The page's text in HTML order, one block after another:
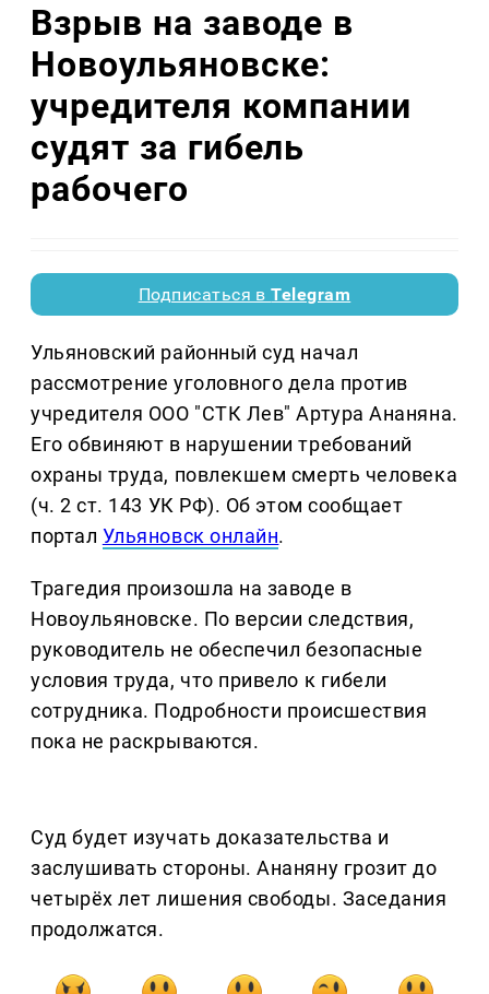
Взрыв на заводе в
Новоульяновске:
учредителя компании
судят за гибель
рабочего
Подписаться вTelegram
Ульяновский районный суд начал
рассмотрение уголовного дела против
учредителя ООО "СТК Лев" Артура Ананяна.
Его обвиняют в нарушении требований
охраны труда, повлекшем смерть человека
(ч. 2 ст. 143 УК РФ). Об этом сообщает
портал Ульяновск онлайн.
Трагедия произошла на заводе в
Новоульяновске. По версии следствия,
руководитель не обеспечил безопасные
условия труда, что привело к гибели
сотрудника. Подробности происшествия
пока не раскрываются.
Суд будет изучать доказательства и
заслушивать стороны. Ананяну грозит до
четырёх лет лишения свободы. Заседания
продолжатся.